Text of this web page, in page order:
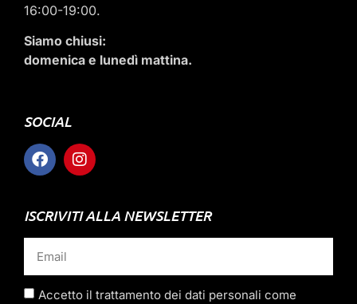
16:00-19:00.
Siamo chiusi:
domenica e lunedì mattina.
SOCIAL
ISCRIVITI ALLA NEWSLETTER
Accetto il trattamento dei dati personali come